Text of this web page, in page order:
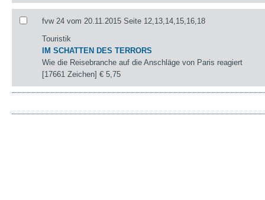
fvw 24 vom 20.11.2015 Seite 12,13,14,15,16,18
Touristik
IM SCHATTEN DES TERRORS
Wie die Reisebranche auf die Anschläge von Paris reagiert
[17661 Zeichen]€ 5,75